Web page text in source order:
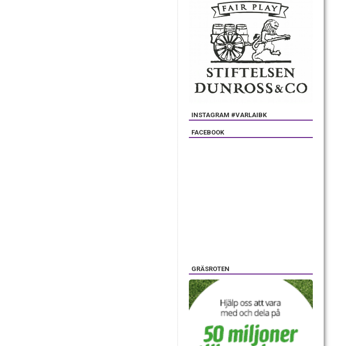
INSTAGRAM #VARLAIBK
FACEBOOK
GRÄSROTEN